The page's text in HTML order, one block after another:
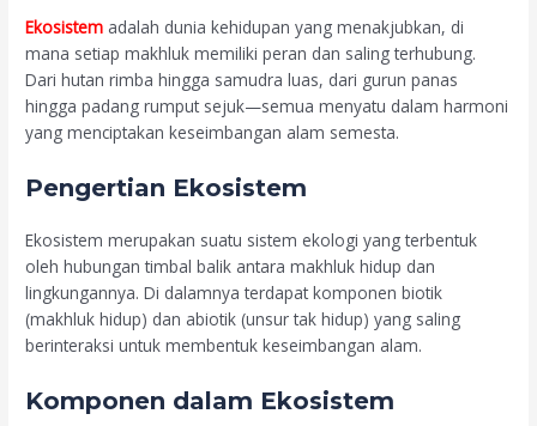
Ekosistem adalah dunia kehidupan yang menakjubkan, di
mana setiap makhluk memiliki peran dan saling terhubung.
Dari hutan rimba hingga samudra luas, dari gurun panas
hingga padang rumput sejuk—semua menyatu dalam harmoni
yang menciptakan keseimbangan alam semesta.
Pengertian Ekosistem
Ekosistem merupakan suatu sistem ekologi yang terbentuk
oleh hubungan timbal balik antara makhluk hidup dan
lingkungannya. Di dalamnya terdapat komponen biotik
(makhluk hidup) dan abiotik (unsur tak hidup) yang saling
berinteraksi untuk membentuk keseimbangan alam.
Komponen dalam Ekosistem